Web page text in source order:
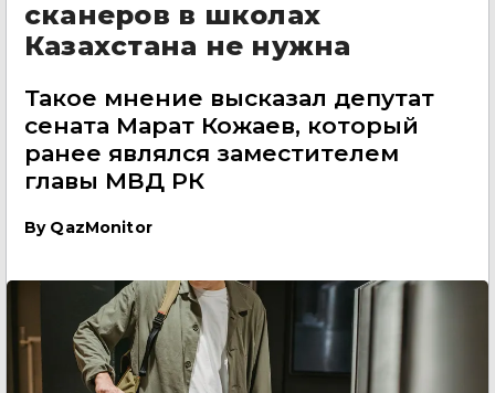
сканеров в школах
Казахстана не нужна
Такое мнение высказал депутат
сената Марат Кожаев, который
ранее являлся заместителем
главы МВД РК
By QazMonitor